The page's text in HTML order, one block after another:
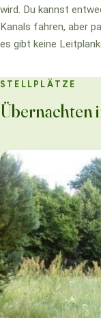
wird. Du kannst
Kanals fahren, aber
es gibt keine
STELLPLÄTZE
Übernachten